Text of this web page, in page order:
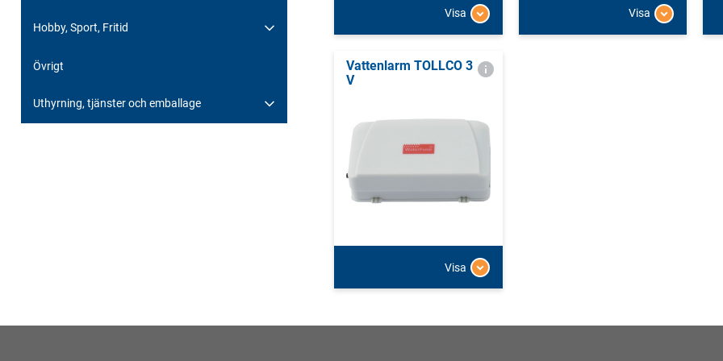
Hobby, Sport, Fritid
Övrigt
Uthyrning, tjänster och emballage
Visa Visa
Vattenlarm TOLLCO 3
V
Visa